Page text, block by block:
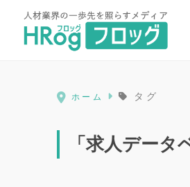
HRog | 人材業界の
ホーム タグ
「求人データ